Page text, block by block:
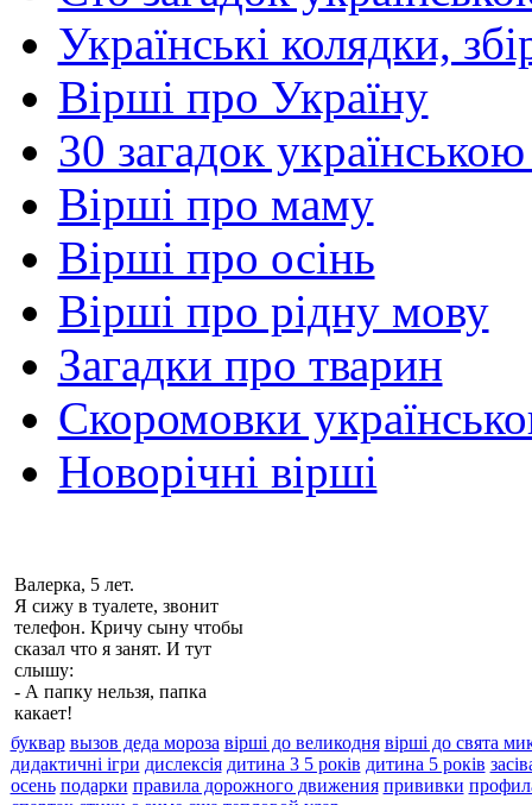
Українські колядки,
Вірші про Україну
30 загадок
Вірші про маму
Вірші про осінь
Вірші про рідну мову
Загадки про тварин
Скоромовки
Новорічні вірші
Валерка, 5 лет.
Я сижу в туалете, звонит
телефон. Кричу сыну чтобы
сказал что я занят. И тут
слышу:
- А папку нельзя, папка
какает!
буквар вызов деда мороза вірші до великодня вірші до свята
дидактичні ігри дислексія дитина 3 5 років дитина 5 років
осень подарки правила дорожного движения прививки